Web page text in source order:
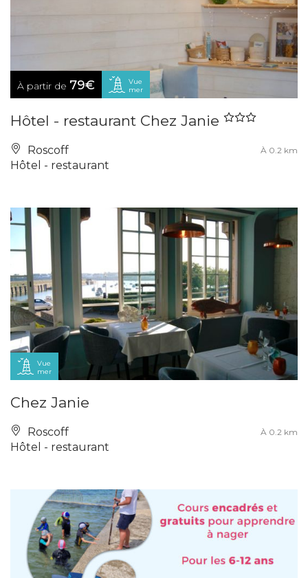
À partir de 79€
Vue
mer
Hôtel - restaurant Chez Janie
Roscoff À 0.2 km
Hôtel - restaurant
Vue
mer
Chez Janie
Roscoff À 0.2 km
Hôtel - restaurant